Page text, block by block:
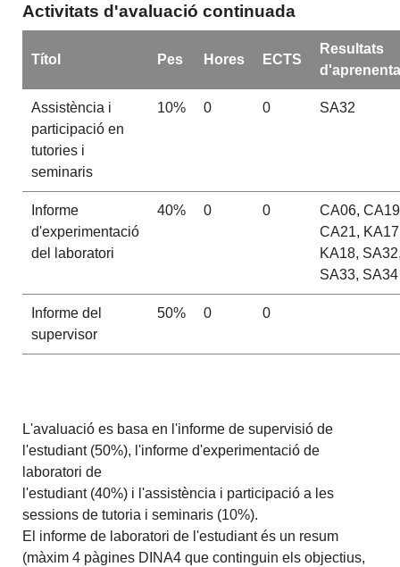
Activitats d'avaluació continuada
Títol Pes Hores ECTS
Resultats
Assistència i
participació en
tutories i
seminaris
10% 0 0 SA32
Informe
d'experimentació
del laboratori
40% 0 0
CA06,
CA21,
KA18,
SA33, SA34
Informe del
supervisor
50% 0 0
L'avaluació es basa en l'informe de supervisió de
l'estudiant (50%), l'informe d'experimentació de
laboratori de
l'estudiant (40%) i l'assistència i participació a les
sessions de tutoria i seminaris (10%).
El informe de laboratori de l'estudiant és un resum
(màxim 4 pàgines DINA4 que continguin els objectius,